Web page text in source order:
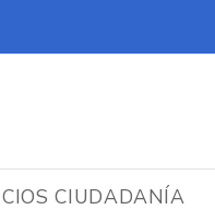
CIUDADANÍA